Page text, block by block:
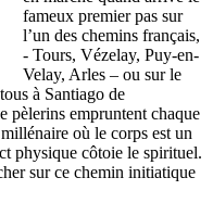
fameux premier pas sur
l’un des chemins français,
- Tours, Vézelay, Puy-en-
Velay, Arles – ou sur le
à Santiago de
pèlerins empruntent chaque
où le corps est un
physique côtoie le spirituel.
sur ce chemin initiatique